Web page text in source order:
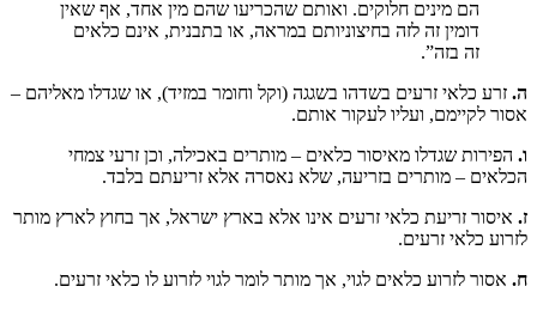
הם מינים חלוקים. ואותם שהכריעו שהם מין אחד, אף שאין
דומין זה לזה בחיצוניותם במראה, או בתבנית, אינם כלאים
זה בזה”.
ה. זרע כלאי זרעים בשדהו בשגגה (וקל וחומר במזיד), או שגדלו מאליהם –
אסור לקיימם, ועליו לעקור אותם.
ו. הפירות שגדלו מאיסור כלאים – מותרים באכילה, וכן זרעי צמחי
הכלאים – מותרים בזריעה, שלא נאסרה אלא זריעתם בלבד.
ז. איסור זריעת כלאי זרעים אינו אלא בארץ ישראל, אך בחוץ לארץ מותר
לזרוע כלאי זרעים.
ח. אסור לזרוע כלאים לגוי, אך מותר לומר לגוי לזרוע לו כלאי זרעים.